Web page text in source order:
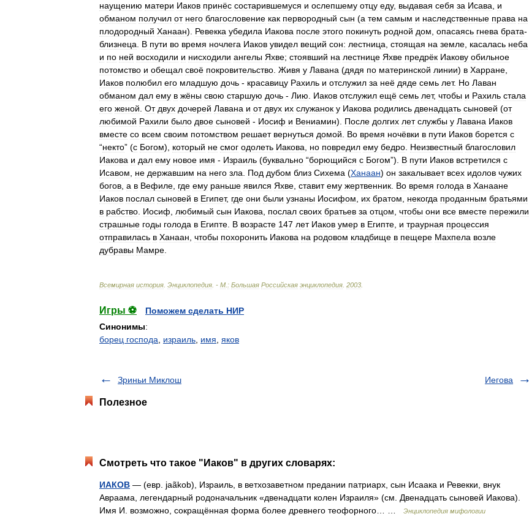
наущению матери Иаков принёс состарившемуся и ослепшему отцу еду, выдавая себя за Исава, и
обманом получил от него благословение как первородный сын (а тем самым и наследственные права на
плодородный Ханаан). Ревекка убедила Иакова после этого покинуть родной дом, опасаясь гнева брата-
близнеца. В пути во время ночлега Иаков увидел вещий сон: лестница, стоящая на земле, касалась неба
и по ней восходили и нисходили ангелы Яхве; стоявший на лестнице Яхве предрёк Иакову обильное
потомство и обещал своё покровительство. Живя у Лавана (дядя по материнской линии) в Харране,
Иаков полюбил его младшую дочь - красавицу Рахиль и отслужил за неё дяде семь лет. Но Лаван
обманом дал ему в жёны свою старшую дочь - Лию. Иаков отслужил ещё семь лет, чтобы и Рахиль стала
его женой. От двух дочерей Лавана и от двух их служанок у Иакова родились двенадцать сыновей (от
любимой Рахили было двое сыновей - Иосиф и Вениамин). После долгих лет службы у Лавана Иаков
вместе со всем своим потомством решает вернуться домой. Во время ночёвки в пути Иаков борется с
“некто” (с Богом), который не смог одолеть Иакова, но повредил ему бедро. Неизвестный благословил
Иакова и дал ему новое имя - Израиль (буквально “борющийся с Богом”). В пути Иаков встретился с
Исавом, не державшим на него зла. Под дубом близ Сихема (Ханаан) он закалывает всех идолов чужих
богов, а в Вефиле, где ему раньше явился Яхве, ставит ему жертвенник. Во время голода в Ханаане
Иаков послал сыновей в Египет, где они были узнаны Иосифом, их братом, некогда проданным братьями
в рабство. Иосиф, любимый сын Иакова, послал своих братьев за отцом, чтобы они все вместе пережили
страшные годы голода в Египте. В возрасте 147 лет Иаков умер в Египте, и траурная процессия
отправилась в Ханаан, чтобы похоронить Иакова на родовом кладбище в пещере Махпела возле
дубравы Мамре.
Всемирная история Энциклопедия . - М : Большая Российская энциклопедия 2003
Игры ⚽
Поможем сделать НИР
Синонимы:
борец господа, израиль, имя, яков
Зриньи Миклош Иегова
Полезное
Смотреть что такое "Иаков" в других словарях:
ИАКОВ — (евр. jaãkob), Израиль, в ветхозаветном предании патриарх, сын Исаака и Ревекки, внук
Авраама, легендарный родоначальник «двенадцати колен Израиля» (см. Двенадцать сыновей Иакова).
Имя И. возможно, сокращённая форма более древнего теофорного… …
Энциклопедия мифологии